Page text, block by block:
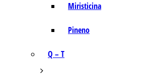
Miristicina
Pineno
Q – T